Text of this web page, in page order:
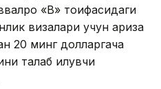
«B» тоифасидаги
визалари учун ариза
20 минг долларгача
талаб қилувчи